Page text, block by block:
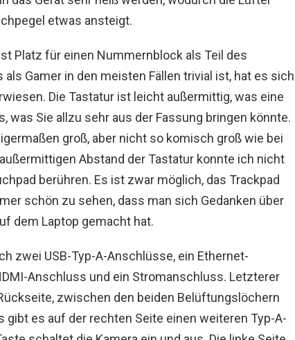
etwas ansteigt.
Platz für einen Nummernblock als Teil des
Gamer in den meisten Fällen trivial ist, hat es sich
Die Tastatur ist leicht außermittig, was eine
was Sie allzu sehr aus der Fassung bringen könnte.
groß, aber nicht so komisch groß wie bei
Abstand der Tastatur konnte ich nicht
berühren. Es ist zwar möglich, das Trackpad
schön zu sehen, dass man sich Gedanken über
dem Laptop gemacht hat.
zwei USB-Typ-A-Anschlüsse, ein Ethernet-
Anschluss und ein Stromanschluss. Letzterer
zwischen den beiden Belüftungslöchern
gibt es auf der rechten Seite einen weiteren Typ-A-